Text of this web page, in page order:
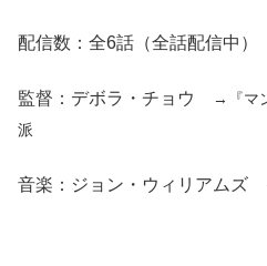
配信数：全6話（全話配信中）
監督：デボラ・チョウ
→『マ
派
音楽：ジョン・ウィリアムズ